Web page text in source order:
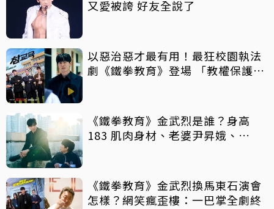
又愛被誇 好友全說了
以惡治惡才最有用！最狂校園執法
劇《鐵拳教育》登場 「教權保護
《鐵拳教育》金武烈是誰？身高
183 肌肉身材、老婆尹昇娥、
《鐵拳教育》金武烈換馬東石演會
怎樣？網笑瘋歪樓：一巴掌全劇終